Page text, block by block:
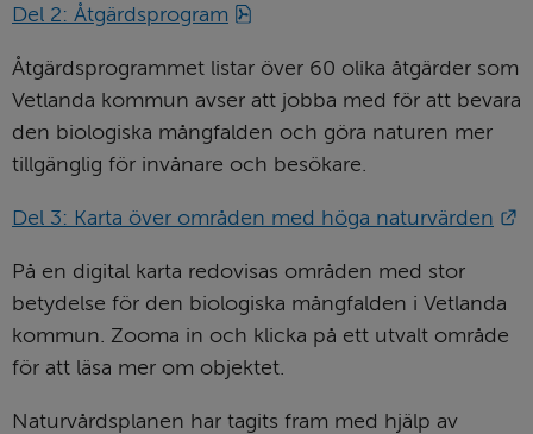
Del 2: Åtgärdsprogram
Åtgärdsprogrammet listar över 60 olika åtgärder som
Vetlanda kommun avser att jobba med för att bevara
den biologiska mångfalden och göra naturen mer
tillgänglig för invånare och besökare.
Del 3: Karta över områden med höga naturvärden
På en digital karta redovisas områden med stor
betydelse för den biologiska mångfalden i Vetlanda
kommun. Zooma in och klicka på ett utvalt område
för att läsa mer om objektet.
Naturvårdsplanen har tagits fram med hjälp av